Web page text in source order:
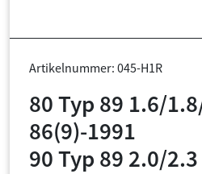
Artikelnummer: 045-H1R
80 Typ 89 1.6/
86(9)-1991
90 Typ 89 2.0/